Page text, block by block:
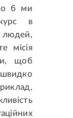
б ми
в
людей,
місія
щоб